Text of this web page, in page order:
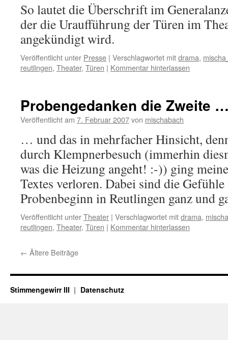
So lautet die Überschrift im
der die Uraufführung der Türen im
angekündigt wird.
Veröffentlicht unter Presse | Verschlagwortet mitdrama,
reutlingen, Theater, Türen | Kommentar hinterlassen
Probengedanken die Zweite
Veröffentlicht am 7. Februar 2007von mischabach
… und das in mehrfacher Hinsicht,
durch Klempnerbesuch (immerhin
was die Heizung angeht! :-)) ging
Textes verloren. Dabei sind die
Probenbeginn in Reutlingen ganz und
Veröffentlicht unterTheater | Verschlagwortet mitdrama,
reutlingen, Theater, Türen | Kommentar hinterlassen
← Ältere Beiträge
Stimmengewirr III Datenschutz